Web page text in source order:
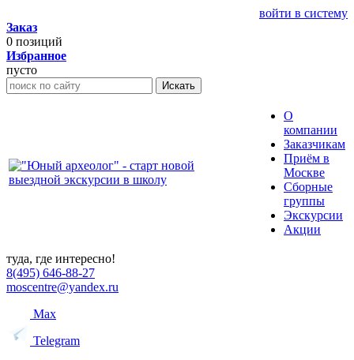
войти в систему
Заказ
0 позиций
Избранное
пусто
Искать
О
компании
Заказчикам
Приём в
Москве
Сборные
группы
Экскурсии
Акции
туда, где интересно!
8(495) 646-88-27
moscentre@yandex.ru
Max
Telegram